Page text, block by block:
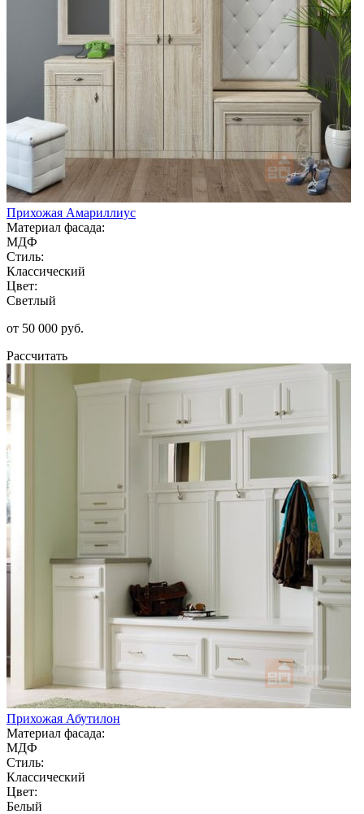
Прихожая Амариллиус
Материал фасада:
МДФ
Стиль:
Классический
Цвет:
Светлый
от 50 000 руб.
Рассчитать
Прихожая Абутилон
Материал фасада:
МДФ
Стиль:
Классический
Цвет:
Белый